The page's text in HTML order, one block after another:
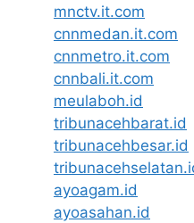
mnctv.it.com
cnnmedan.it.com
cnnmetro.it.com
cnnbali.it.com
meulaboh.id
tribunacehbarat.id
tribunacehbesar.id
ayoagam.id
ayoasahan.id